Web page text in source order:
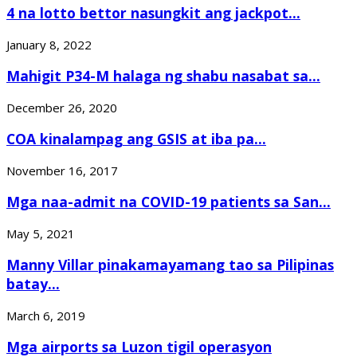
4 na lotto bettor nasungkit ang jackpot...
January 8, 2022
Mahigit P34-M halaga ng shabu nasabat sa...
December 26, 2020
COA kinalampag ang GSIS at iba pa...
November 16, 2017
Mga naa-admit na COVID-19 patients sa San...
May 5, 2021
Manny Villar pinakamayamang tao sa Pilipinas
batay...
March 6, 2019
Mga airports sa Luzon tigil operasyon